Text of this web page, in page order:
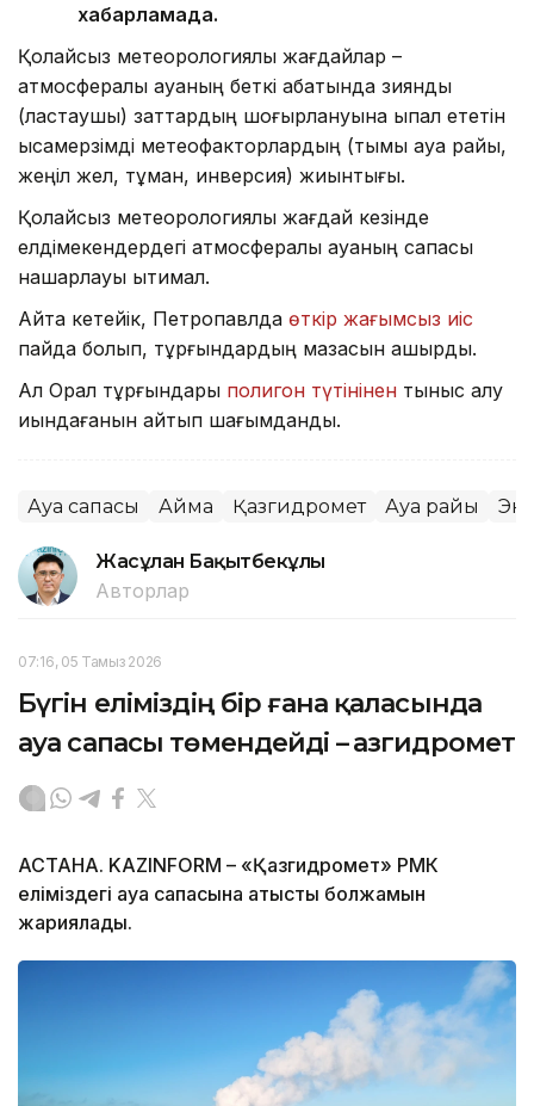
хабарламада.
Қолайсыз метеорологиялық жағдайлар –
атмосфералық ауаның беткі қабатында зиянды
(ластаушы) заттардың шоғырлануына ықпал ететін
қысқамерзімді метеофакторлардың (тымық ауа райы,
жеңіл жел, тұман, инверсия) жиынтығы.
Қолайсыз метеорологиялық жағдай кезінде
елдімекендердегі атмосфералық ауаның сапасы
нашарлауы ықтимал.
Айта кетейік, Петропавлда өткір жағымсыз иіс
пайда болып, тұрғындардың мазасын қашырды.
Ал Орал тұрғындары полигон түтінінен тыныс алу
қиындағанын айтып шағымданды.
Ауа сапасы Аймақ Қазгидромет Ауа райы
Жасұлан Бақытбекұлы
Авторлар
07:16, 05 Тамыз 2026
Бүгін еліміздің бір ғана қаласында
ауа сапасы төмендейді – Қазгидромет
АСТАНА. KAZINFORM – «Қазгидромет» РМК
еліміздегі ауа сапасына қатысты болжамын
жариялады.